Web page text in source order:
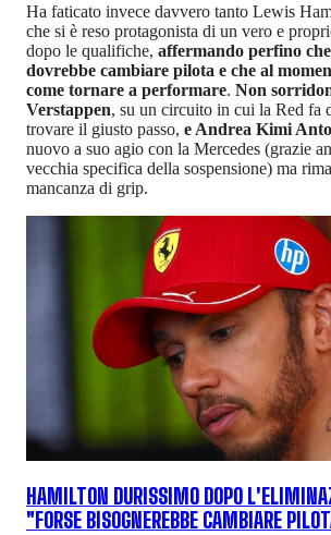
Ha faticato invece davvero tanto Lewis
che si è reso protagonista di un vero e
dopo le qualifiche, affermando perfino
dovrebbe cambiare pilota e che al
come tornare a performare. Non
Verstappen, su un circuito in cui la Red fa
trovare il giusto passo, e Andrea Kimi
nuovo a suo agio con la Mercedes (grazie
vecchia specifica della sospensione) ma
mancanza di grip.
HAMILTON DURISSIMO DOPO
"FORSE BISOGNEREBBE CAMBIARE